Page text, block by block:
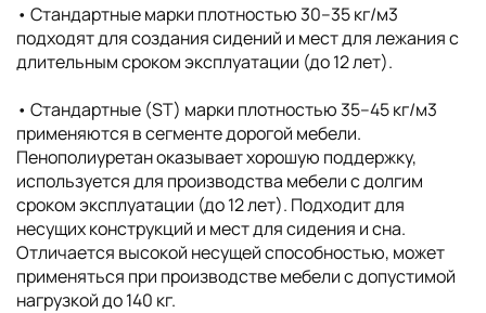
• Стандартные марки плотностью 30–35 кг/м3
подходят для создания сидений и мест для лежания с
длительным сроком эксплуатации (до 12 лет).
• Стандартные (ST) марки плотностью 35–45 кг/м3
применяются в сегменте дорогой мебели.
Пенополиуретан оказывает хорошую поддержку,
используется для производства мебели с долгим
сроком эксплуатации (до 12 лет). Подходит для
несущих конструкций и мест для сидения и сна.
Отличается высокой несущей способностью, может
применяться при производстве мебели с допустимой
нагрузкой до 140 кг.